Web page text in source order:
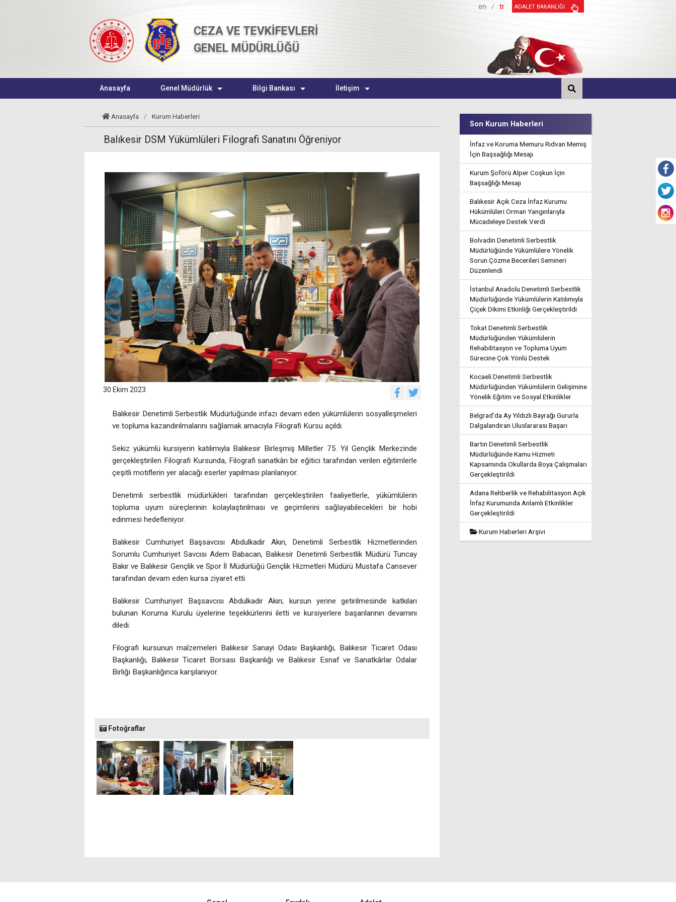
CEZA VE TEVKİFEVLERİ
GENEL MÜDÜRLÜĞÜ
en / tr ADALET BAKANLIĞI
Anasayfa Genel Müdürlük Bilgi Bankası İletişim
Anasayfa / Kurum Haberleri
Balıkesir DSM Yükümlüleri Filografi Sanatını Öğreniyor
30 Ekim 2023
Balıkesir Denetimli Serbestlik Müdürlüğünde infazı devam eden yükümlülerin sosyalleşmeleri
ve topluma kazandırılmalarını sağlamak amacıyla Filografi Kursu açıldı.
Sekiz yükümlü kursiyerin katılımıyla Balıkesir Birleşmiş Milletler 75. Yıl Gençlik Merkezinde
gerçekleştirilen Filografi Kursunda, Filografi sanatkârı bir eğitici tarafından verilen eğitimlerle
çeşitli motiflerin yer alacağı eserler yapılması planlanıyor.
Denetimli serbestlik müdürlükleri tarafından gerçekleştirilen faaliyetlerle, yükümlülerin
topluma uyum süreçlerinin kolaylaştırılması ve geçimlerini sağlayabilecekleri bir hobi
edinmesi hedefleniyor.
Balıkesir Cumhuriyet Başsavcısı Abdulkadir Akın, Denetimli Serbestlik Hizmetlerinden
Sorumlu Cumhuriyet Savcısı Adem Babacan, Balıkesir Denetimli Serbestlik Müdürü Tuncay
Bakır ve Balıkesir Gençlik ve Spor İl Müdürlüğü Gençlik Hizmetleri Müdürü Mustafa Cansever
tarafından devam eden kursa ziyaret etti.
Balıkesir Cumhuriyet Başsavcısı Abdulkadir Akın; kursun yerine getirilmesinde katkıları
bulunan Koruma Kurulu üyelerine teşekkürlerini iletti ve kursiyerlere başarılarının devamını
diledi.
Filografi kursunun malzemeleri Balıkesir Sanayi Odası Başkanlığı, Balıkesir Ticaret Odası
Başkanlığı, Balıkesir Ticaret Borsası Başkanlığı ve Balıkesir Esnaf ve Sanatkârlar Odalar
Birliği Başkanlığınca karşılanıyor.
Fotoğraflar
Son Kurum Haberleri
İnfaz ve Koruma Memuru Rıdvan Memiş
İçin Başsağlığı Mesajı
Kurum Şoförü Alper Coşkun İçin
Başsağlığı Mesajı
Balıkesir Açık Ceza İnfaz Kurumu
Hükümlüleri Orman Yangınlarıyla
Mücadeleye Destek Verdi
Bolvadin Denetimli Serbestlik
Müdürlüğünde Yükümlülere Yönelik
Sorun Çözme Becerileri Semineri
Düzenlendi
İstanbul Anadolu Denetimli Serbestlik
Müdürlüğünde Yükümlülerin Katılımıyla
Çiçek Dikimi Etkinliği Gerçekleştirildi
Tokat Denetimli Serbestlik
Müdürlüğünden Yükümlülerin
Rehabilitasyon ve Topluma Uyum
Sürecine Çok Yönlü Destek
Kocaeli Denetimli Serbestlik
Müdürlüğünden Yükümlülerin Gelişimine
Yönelik Eğitim ve Sosyal Etkinlikler
Belgrad'da Ay Yıldızlı Bayrağı Gururla
Dalgalandıran Uluslararası Başarı
Bartın Denetimli Serbestlik
Müdürlüğünde Kamu Hizmeti
Kapsamında Okullarda Boya Çalışmaları
Gerçekleştirildi
Adana Rehberlik ve Rehabilitasyon Açık
İnfaz Kurumunda Anlamlı Etkinlikler
Gerçekleştirildi
Kurum Haberleri Arşivi